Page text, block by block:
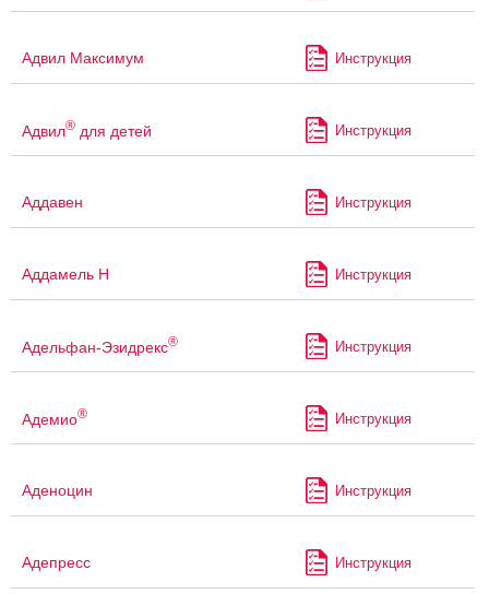
Адвил Максимум Инструкция
Адвил® для детей Инструкция
Аддавен Инструкция
Аддамель Н Инструкция
Адельфан-Эзидрекс® Инструкция
Адемио® Инструкция
Аденоцин Инструкция
Адепресс Инструкция